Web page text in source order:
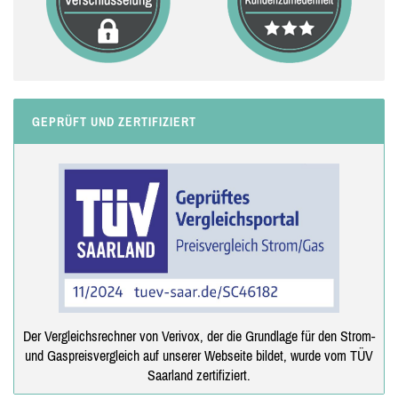
GEPRÜFT UND ZERTIFIZIERT
Der Vergleichsrechner von Verivox, der die Grundlage für den Strom-
und Gaspreisvergleich auf unserer Webseite bildet, wurde vom TÜV
Saarland zertifiziert.